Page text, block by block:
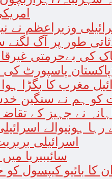
وزیراعظم نے
طور پر آگ لگنے
کی بےحرمتی
پاسپورٹ کی
مغرب کا بگڑا
کو ہم نے سنگین
ہونیوالے
اسرائیلی
سائیبیریا میں
کا بائیو کیپسول